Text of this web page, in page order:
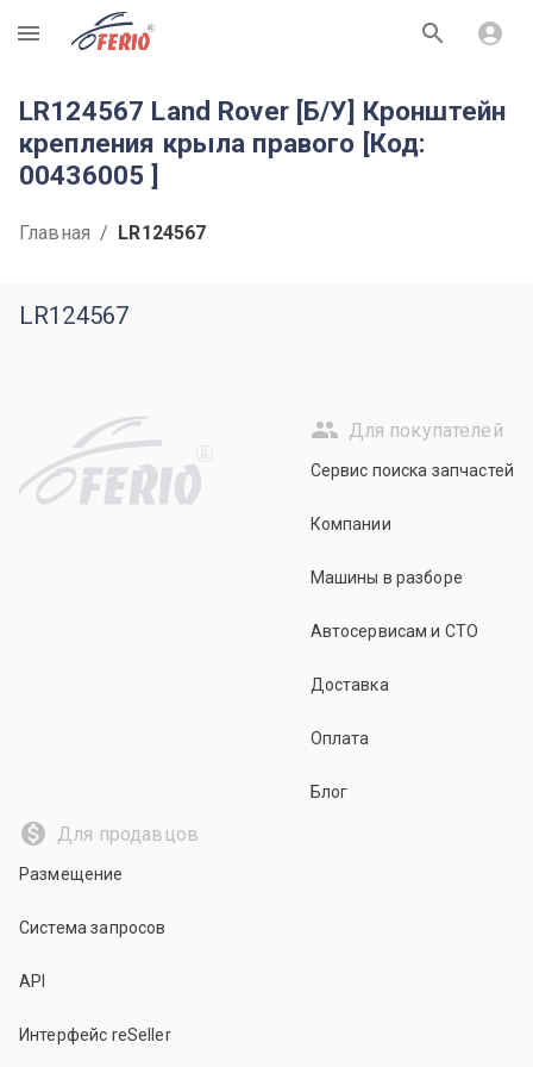
R
LR124567 Land Rover [Б/У] Кронштейн
крепления крыла правого [Код:
00436005 ]
Главная / LR124567
LR124567
R
Для покупателей
Сервис поиска запчастей
Компании
Машины в разборе
Автосервисам и СТО
Доставка
Оплата
Блог
Для продавцов
Размещение
Система запросов
API
Интерфейс reSeller